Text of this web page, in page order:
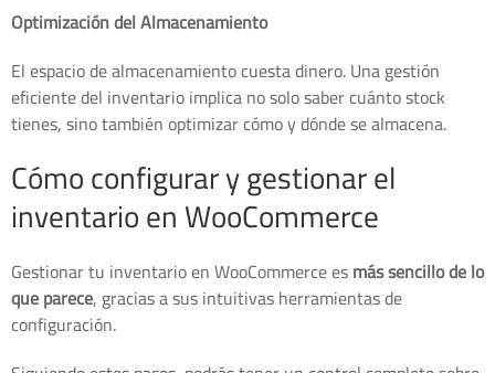
Optimización del Almacenamiento
El espacio de almacenamiento cuesta dinero. Una gestión
eficiente del inventario implica no solo saber cuánto stock
tienes, sino también optimizar cómo y dónde se almacena.
Cómo configurar y gestionar el
inventario en WooCommerce
Gestionar tu inventario en WooCommerce esmás sencillo de lo
que parece, gracias a sus intuitivas herramientas de
configuración.